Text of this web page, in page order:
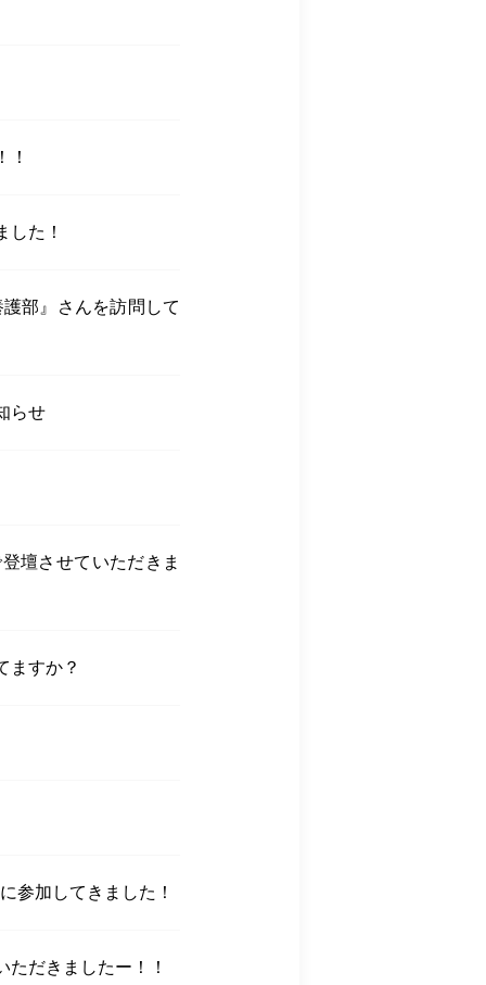
！
した！
部』さんを訪問して
らせ
壇させていただきま
ますか？
参加してきました！
ただきましたー！！